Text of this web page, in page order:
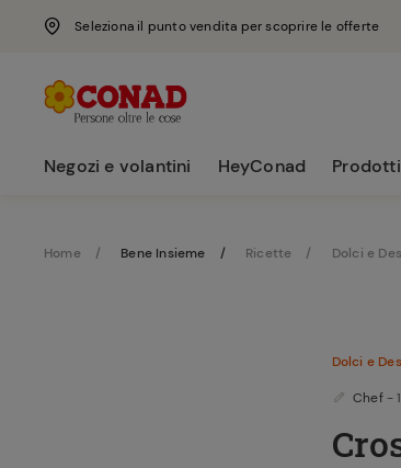
Seleziona il punto vendita per scoprire le offerte
Negozi e volantini HeyConad Prodotti
Home Bene Insieme Ricette Dolci e
Dolci e
Chef -